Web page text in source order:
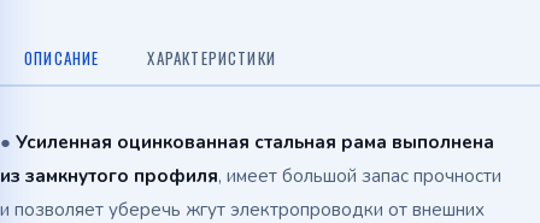
ОПИСАНИЕ ХАРАКТЕРИСТИКИ
● Усиленная оцинкованная стальная рама выполнена
из замкнутого профиля, имеет большой запас прочности
и позволяет уберечь жгут электропроводки от внешних